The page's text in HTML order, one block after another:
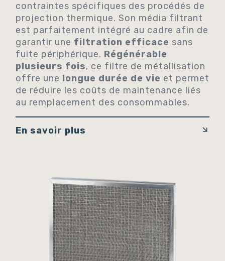
contraintes spécifiques des procédés de
projection thermique. Son média filtrant
est parfaitement intégré au cadre afin de
garantir une filtration efficace sans
fuite périphérique. Régénérable
plusieurs fois, ce filtre de métallisation
offre une longue durée de vie et permet
de réduire les coûts de maintenance liés
au remplacement des consommables.
En savoir plus